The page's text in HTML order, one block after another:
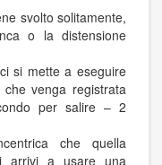
svolto solitamente,
o la distensione
si mette a eseguire
venga registrata
per salire – 2
che quella
arrivi a usare una